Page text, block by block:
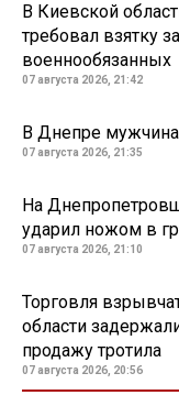
В Киевской
требовал взятку
военнообязанных
07 августа 2026, 21:42
В Днепре
07 августа 2026, 21:35
На
ударил ножом в
07 августа 2026, 21:10
Торговля
области
продажу тротила
07 августа 2026, 20:56